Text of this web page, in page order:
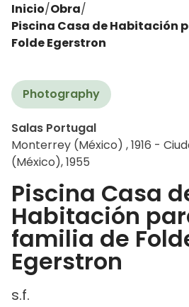
Inicio/Obra/
Piscina Casa de Habitación
Folde Egerstron
Photography
Salas Portugal
Monterrey (México) , 1916 -
(México), 1955
Piscina Casa
Habitación
familia de
Egerstron
s.f.